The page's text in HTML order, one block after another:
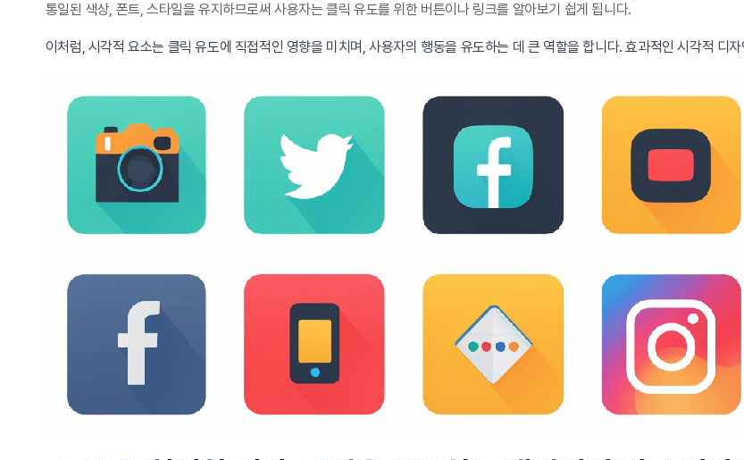
통일된 색상, 폰트, 스타일을 유지하므로써 사용자는 클릭 유도를 위한 버튼이나 링크를 알아보기 쉽게 됩니다.
이처럼, 시각적 요소는 클릭 유도에 직접적인 영향을 미치며, 사용자의 행동을 유도하는 데 큰 역할을 합니다. 효과적인 시각적 디